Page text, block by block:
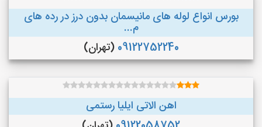
بورس انواع لوله های مانیسمان بدون درز در رده های
م...
09122752240 (تهران)
اهن الاتی ایلیا رستمی